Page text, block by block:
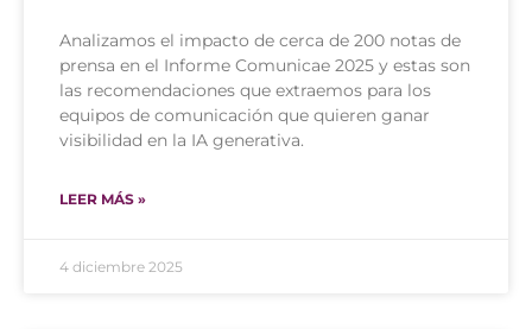
Analizamos el impacto de cerca de 200 notas de
prensa en el Informe Comunicae 2025 y estas son
las recomendaciones que extraemos para los
equipos de comunicación que quieren ganar
visibilidad en la IA generativa.
LEER MÁS »
4 diciembre 2025